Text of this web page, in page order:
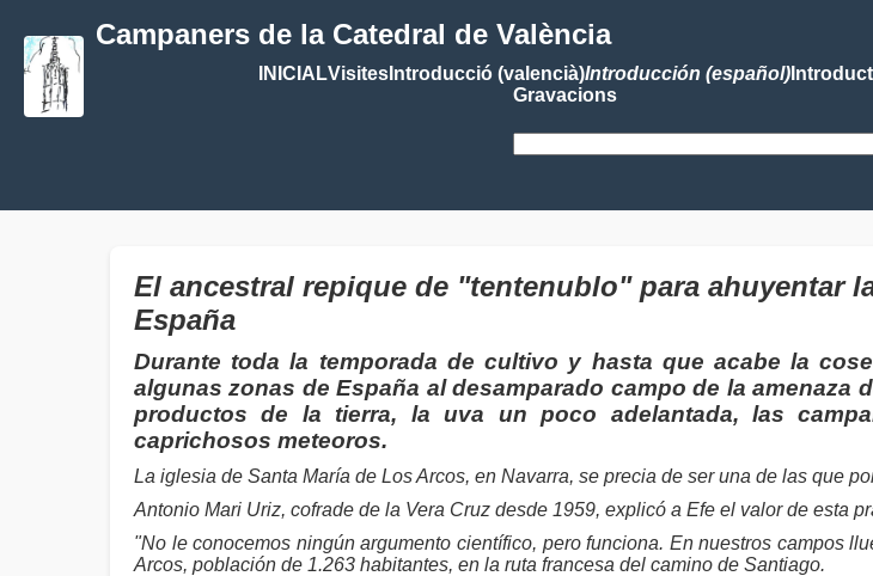
Campaners de la Catedral de València
INICIALVisitesIntroducció (valencià)Introducción (español)
Gravacions
El ancestral repique de "tentenublo" para ahuyentar
España
Durante toda la temporada de cultivo y hasta que acabe la
algunas zonas de España al desamparado campo de la amenaza
productos de la tierra, la uva un poco adelantada, las
caprichosos meteoros.
La iglesia de Santa María de Los Arcos, en Navarra, se precia de ser una de las que
Antonio Mari Uriz, cofrade de la Vera Cruz desde 1959, explicó a Efe el valor de esta
"No le conocemos ningún argumento científico, pero funciona. En nuestros campos
Arcos, población de 1.263 habitantes, en la ruta francesa del camino de Santiago.